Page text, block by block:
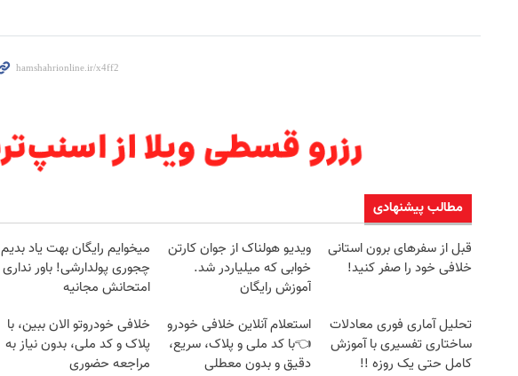
مطالب پیشنهادی
قبل از سفرهای برون استانی
خلافی خود را صفر کنید!
ویدیو هولناک از جوان کارتن
خوابی که میلیاردر شد.
آموزش رایگان
میخوایم رایگان بهت یاد بدیم
چجوری پولدارشی! باور نداری
امتحانش مجانیه
تحلیل آماری فوری معادلات
ساختاری تفسیری با آموزش
کامل حتی یک روزه !!
استعلام آنلاین خلافی خودرو
👈با کد ملی و پلاک، سریع،
دقیق و بدون معطلی
خلافی خودروتو الان ببین، با
پلاک و کد ملی، بدون نیاز به
مراجعه حضوری